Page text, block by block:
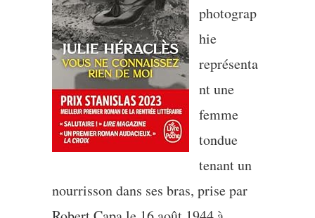
photograp
hie
représenta
nt une
femme
tondue
tenant un
nourrisson dans ses bras, prise par